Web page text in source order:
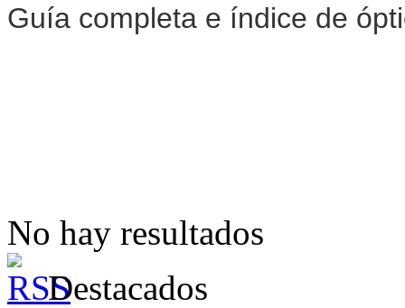
Guía completa e índice de
No hay resultados
Destacados